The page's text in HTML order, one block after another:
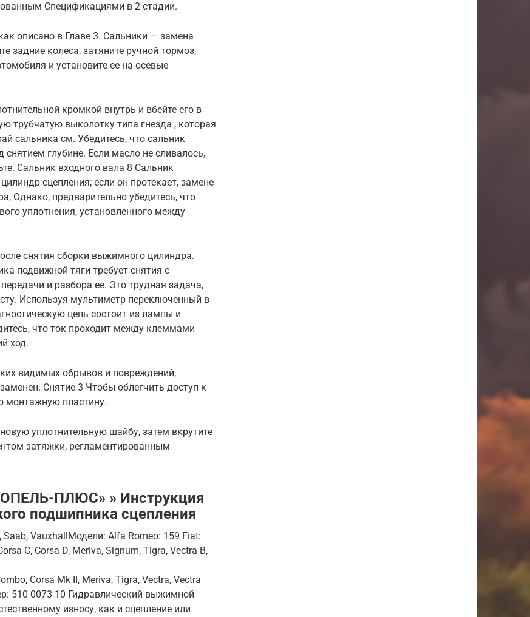
Спецификациями в 2 стадии.
описано в Главе 3. Сальники — замена
задние колеса, затяните ручной тормоз,
и установите ее на осевые
кромкой внутрь и вбейте его в
трубчатую выколотку типа гнезда , которая
сальника см. Убедитесь, что сальник
глубине. Если масло не сливалось,
Сальник входного вала 8 Сальник
сцепления; если он протекает, замене
Однако, предварительно убедитесь, что
уплотнения, установленного между
снятия сборки выжимного цилиндра.
подвижной тяги требует снятия с
и разбора ее. Это трудная задача,
Используя мультиметр переключенный в
цепь состоит из лампы и
что ток проходит между клеммами
ход.
видимых обрывов и повреждений,
Снятие 3 Чтобы облегчить доступ к
монтажную пластину.
уплотнительную шайбу, затем вкрутите
затяжки, регламентированным
ПЛЮС» » Инструкция
подшипника сцепления
Saab, VauxhallМодели: Alfa Romeo: 159 Fiat:
C, Corsa D, Meriva, Signum, Tigra, Vectra B,
Corsa Mk II, Meriva, Tigra, Vectra, Vectra
510 0073 10 Гидравлический выжимной
износу, как и сцепление или